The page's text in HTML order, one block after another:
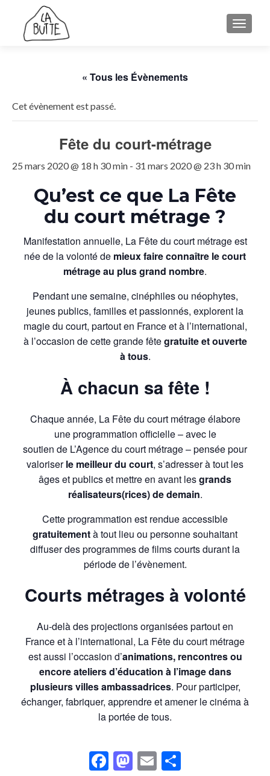
« Tous les Évènements
Cet évènement est passé.
Fête du court-métrage
25 mars 2020 @ 18 h 30 min - 31 mars 2020 @ 23 h 30 min
Qu’est ce que La Fête
du court métrage ?
Manifestation annuelle, La Fête du court métrage est
née de la volonté de mieux faire connaître le court
métrage au plus grand nombre.
Pendant une semaine, cinéphiles ou néophytes,
jeunes publics, familles et passionnés, explorent la
magie du court, partout en France et à l’international,
à l’occasion de cette grande fêtegratuite et ouverte
à tous.
À chacun sa fête !
Chaque année, La Fête du court métrage élabore
une programmation officielle – avec le
soutien de L’Agence du court métrage – pensée pour
valoriserle meilleur du court, s’adresser à tout les
âges et publics et mettre en avant lesgrands
réalisateurs(rices) de demain.
Cette programmation est rendue accessible
gratuitementà tout lieu ou personne souhaitant
diffuser des programmes de films courts durant la
période de l’évènement.
Courts métrages à volonté
Au-delà des projections organisées partout en
France et à l’international, La Fête du court métrage
est aussi l’occasion d’animations, rencontres ou
encore ateliers d’éducation à l’image dans
plusieurs villes ambassadrices. Pour participer,
échanger, fabriquer, apprendre et amener le cinéma à
la portée de tous.
Facebook
Mastodon
Email